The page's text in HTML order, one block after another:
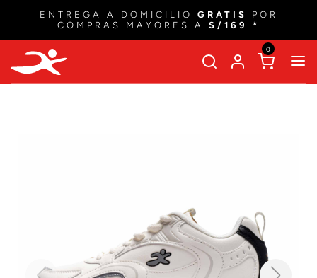
ENTREGA A DOMICILIO GRATIS
POR
COMPRAS MAYORES A S/169 *
0